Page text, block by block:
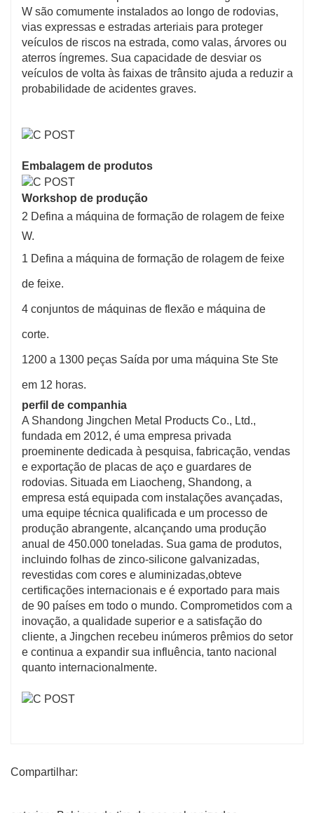
W são comumente instalados ao longo de rodovias,
vias expressas e estradas arteriais para proteger
veículos de riscos na estrada, como valas, árvores ou
aterros íngremes. Sua capacidade de desviar os
veículos de volta às faixas de trânsito ajuda a reduzir a
probabilidade de acidentes graves.
Embalagem de produtos
Workshop de produção
2 Defina a máquina de formação de rolagem de feixe
W.
1 Defina a máquina de formação de rolagem de feixe
de feixe.
4 conjuntos de máquinas de flexão e máquina de
corte.
1200 a 1300 peças Saída por uma máquina Ste Ste
em 12 horas.
perfil de companhia
A Shandong Jingchen Metal Products Co., Ltd.,
fundada em 2012, é uma empresa privada
proeminente dedicada à pesquisa, fabricação, vendas
e exportação de placas de aço e guardares de
rodovias. Situada em Liaocheng, Shandong, a
empresa está equipada com instalações avançadas,
uma equipe técnica qualificada e um processo de
produção abrangente, alcançando uma produção
anual de 450.000 toneladas. Sua gama de produtos,
incluindo folhas de zinco-silicone galvanizadas,
revestidas com cores e aluminizadas,obteve
certificações internacionais e é exportado para mais
de 90 países em todo o mundo. Comprometidos com a
inovação, a qualidade superior e a satisfação do
cliente, a Jingchen recebeu inúmeros prêmios do setor
e continua a expandir sua influência, tanto nacional
quanto internacionalmente.
Compartilhar: